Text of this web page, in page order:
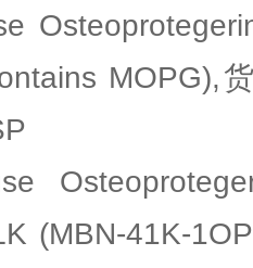
MOPG),
(MBN-41K-